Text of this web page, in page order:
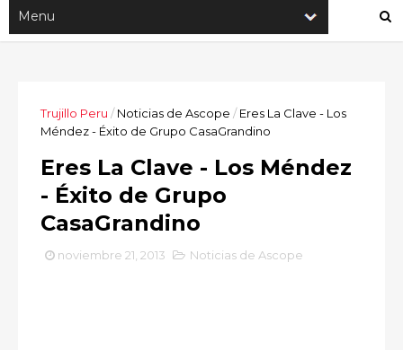
Trujillo Peru / Noticias de Ascope / Eres La Clave - Los
Méndez - Éxito de Grupo CasaGrandino
Eres La Clave - Los Méndez
- Éxito de Grupo
CasaGrandino
noviembre 21, 2013 Noticias de Ascope